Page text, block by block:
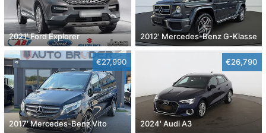
2021' Ford Explorer 2012' Mercedes-Benz G-Klasse
€27,990
2017' Mercedes-Benz Vito
€26,790
2024' Audi A3